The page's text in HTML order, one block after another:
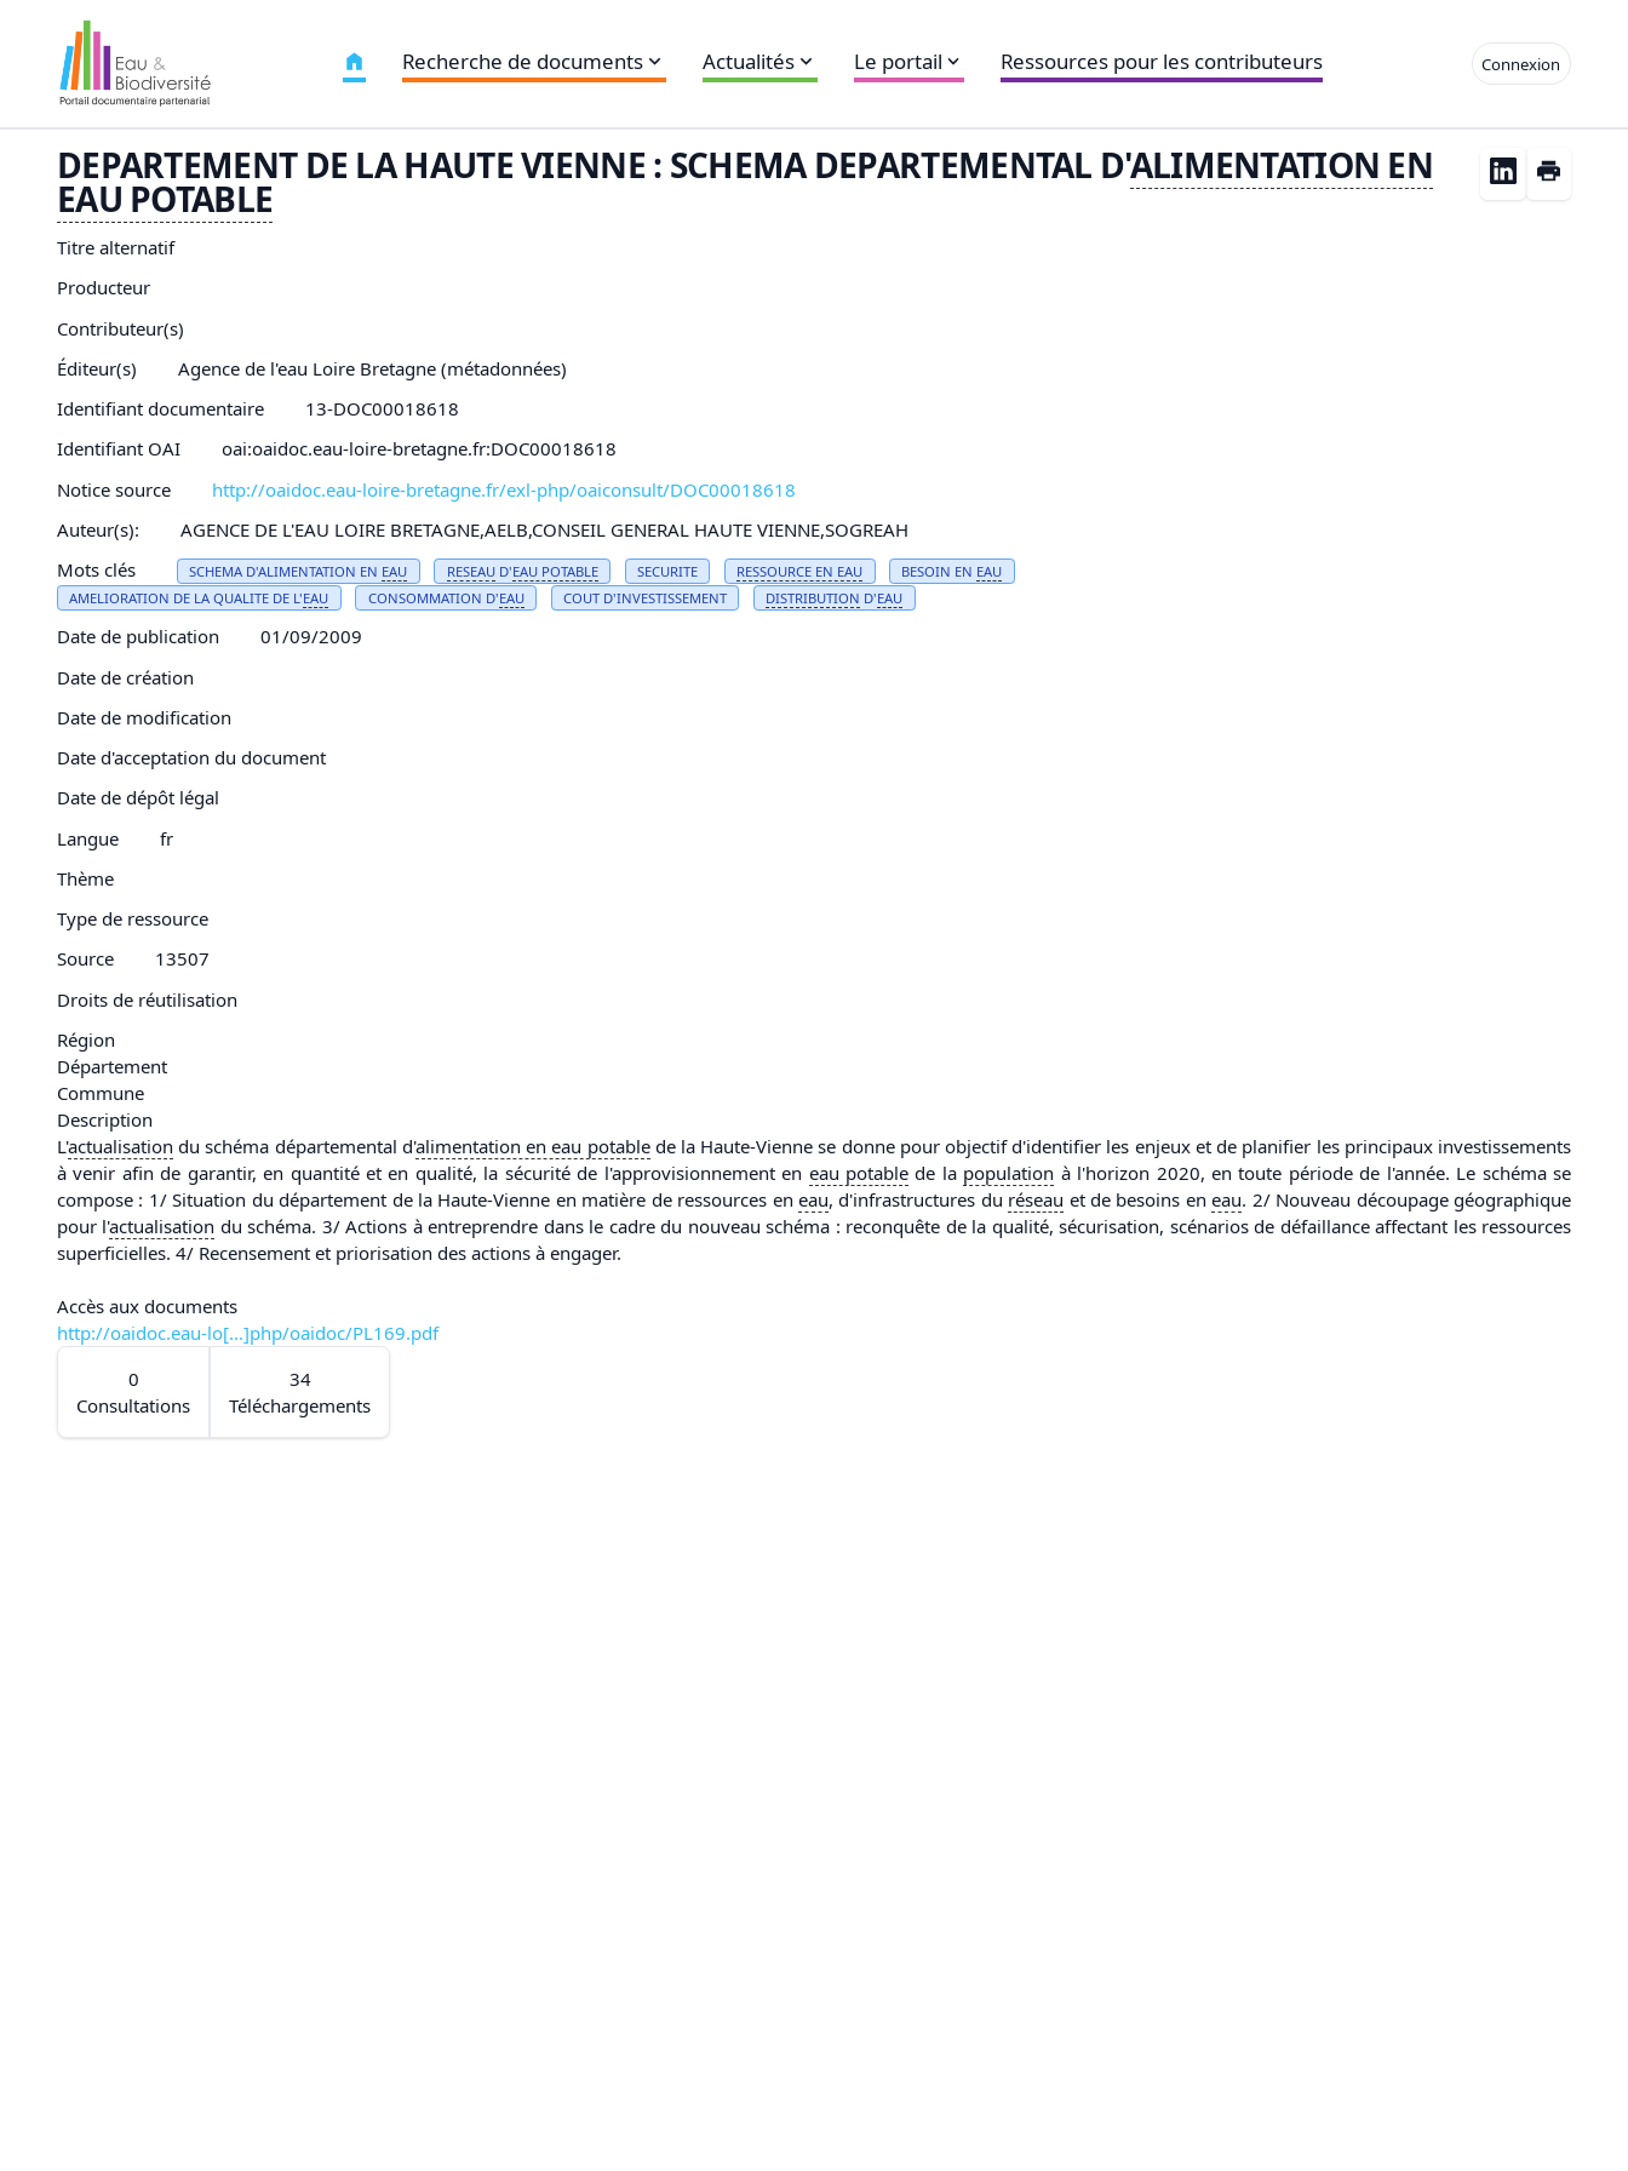
Connexion
Recherche de documents Actualités Le portail Ressources pour les contributeurs
DEPARTEMENT DE LA HAUTE VIENNE : SCHEMA DEPARTEMENTAL D'ALIMENTATION EN
EAU POTABLE
Titre alternatif
Producteur
Contributeur(s)
Éditeur(s)
Agence de l'eau Loire Bretagne (métadonnées)
Identifiant documentaire
13-DOC00018618
Identifiant OAI
oai:oaidoc.eau-loire-bretagne.fr:DOC00018618
Notice source
http://oaidoc.eau-loire-bretagne.fr/exl-php/oaiconsult/DOC00018618
Auteur(s):
AGENCE DE L'EAU LOIRE BRETAGNE,AELB,CONSEIL GENERAL HAUTE VIENNE,SOGREAH
Mots clés
SCHEMA D'ALIMENTATION EN EAU RESEAUD'EAUPOTABLE SECURITE RESSOURCE EN EAU BESOIN EN EAU
AMELIORATION DE LA QUALITE DE L'EAU CONSOMMATION D'EAU COUT D'INVESTISSEMENT DISTRIBUTION D'EAU
Date de publication
01/09/2009
Date de création
Date de modification
Date d'acceptation du document
Date de dépôt légal
Langue
fr
Thème
Type de ressource
Source
13507
Droits de réutilisation
Région
Département
Commune
Description
L'actualisation du schéma départemental d'alimentation eneau potablede la Haute-Vienne se donne pour objectif d'identifier les enjeux et de planifier les principaux investissements
à venir afin de garantir, en quantité et en qualité, la sécurité de l'approvisionnement en eau potablede la population à l'horizon 2020, en toute période de l'année. Le schéma se
compose : 1/ Situation du département de la Haute-Vienne en matière de ressources en eau, d'infrastructures du réseau et de besoins eneau. 2/ Nouveau découpage géographique
pour l'actualisation du schéma. 3/ Actions à entreprendre dans le cadre du nouveau schéma : reconquête de la qualité, sécurisation, scénarios de défaillance affectant les ressources
superficielles. 4/ Recensement et priorisation des actions à engager.
Accès aux documents
http://oaidoc.eau-lo[...]php/oaidoc/PL169.pdf
0
Consultations
34
Téléchargements